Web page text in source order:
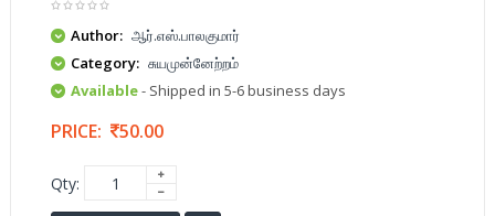
Author: ஆர்.எஸ்.பாலகுமார்
Category: சுயமுன்னேற்றம்
Available- Shipped in 5-6 business days
PRICE: 50.00
Qty: